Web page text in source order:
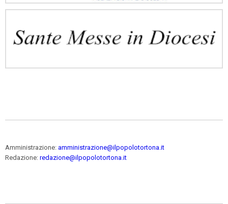
Amministrazione: amministrazione@ilpopolotortona.it
Redazione: redazione@ilpopolotortona.it